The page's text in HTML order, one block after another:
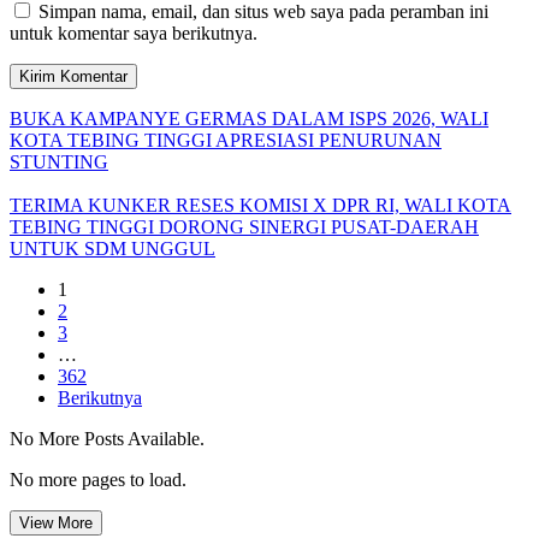
Simpan nama, email, dan situs web saya pada peramban ini
untuk komentar saya berikutnya.
BUKA KAMPANYE GERMAS DALAM ISPS 2026, WALI
KOTA TEBING TINGGI APRESIASI PENURUNAN
STUNTING
TERIMA KUNKER RESES KOMISI X DPR RI, WALI KOTA
TEBING TINGGI DORONG SINERGI PUSAT-DAERAH
UNTUK SDM UNGGUL
1
2
3
…
362
Berikutnya
No More Posts Available.
No more pages to load.
View More